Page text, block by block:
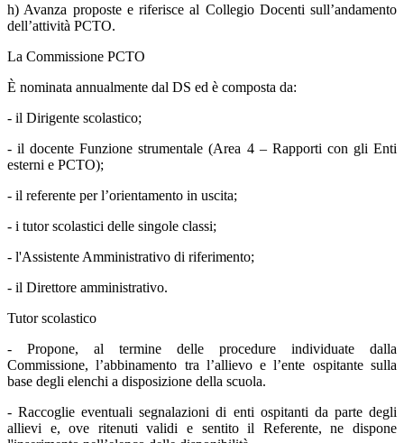
h) Avanza proposte e riferisce al Collegio Docenti sull’andamento
dell’attività PCTO.
La Commissione PCTO
È nominata annualmente dal DS ed è composta da:
- il Dirigente scolastico;
- il docente Funzione strumentale (Area 4 – Rapporti con gli Enti
esterni e PCTO);
- il referente per l’orientamento in uscita;
- i tutor scolastici delle singole classi;
- l'Assistente Amministrativo di riferimento;
- il Direttore amministrativo.
Tutor scolastico
- Propone, al termine delle procedure individuate dalla
Commissione, l’abbinamento tra l’allievo e l’ente ospitante sulla
base degli elenchi a disposizione della scuola.
- Raccoglie eventuali segnalazioni di enti ospitanti da parte degli
allievi e, ove ritenuti validi e sentito il Referente, ne dispone